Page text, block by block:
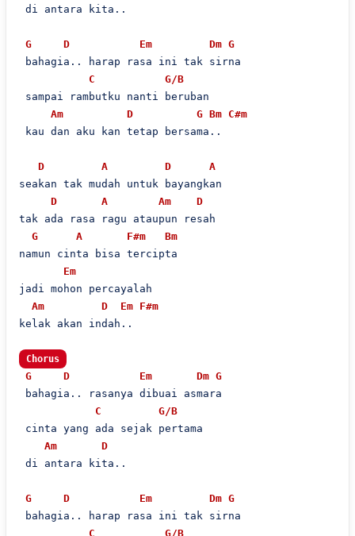
di antara kita..
G D Em Dm G
bahagia.. harap rasa ini tak sirna
C
G/B
sampai rambutku nanti beruban
Am
D G Bm
C#m
kau dan aku kan tetap bersama..
D A D
A
seakan tak mudah untuk bayangkan
D
A Am
D
tak ada rasa ragu ataupun resah
G
A F#m
Bm
namun cinta bisa tercipta
Em
jadi mohon percayalah
Am
D Em
F#m
kelak akan indah..
Chorus
G D Em Dm G
bahagia.. rasanya dibuai asmara
C
G/B
cinta yang ada sejak pertama
Am
D
di antara kita..
G D Em Dm G
bahagia.. harap rasa ini tak sirna
C
G/B